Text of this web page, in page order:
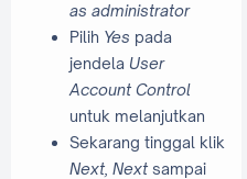
as administrator
Pilih Yes pada
jendela User
Account Control
untuk melanjutkan
Sekarang tinggal klik
Next, Next sampai